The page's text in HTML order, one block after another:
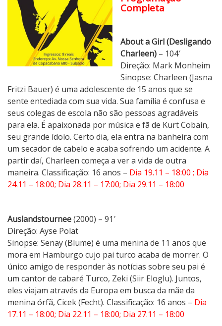
a
o
i
a
s
d
o
C
i
n
a
A
l
e
m
ã
o
n
o
Completa
About a Girl (Desligando
Charleen) – 104′
Direção: Mark Monheim
Sinopse: Charleen (Jasna
Fritzi Bauer) é uma adolescente de 15 anos que se
sente entediada com sua vida. Sua família é confusa e
seus colegas de escola não são pessoas agradáveis
para ela. É apaixonada por música e fã de Kurt Cobain,
seu grande ídolo. Certo dia, ela entra na banheira com
um secador de cabelo e acaba sofrendo um acidente. A
partir daí, Charleen começa a ver a vida de outra
maneira. Classificação: 16 anos – Dia 19.11 – 18:00 ; Dia
24.11 – 18:00; Dia 28.11 – 17:00; Dia 29.11 – 18:00
Auslandstournee(2000) – 91′
Direção: Ayse Polat
Sinopse: Senay (Blume) é uma menina de 11 anos que
mora em Hamburgo cujo pai turco acaba de morrer. O
único amigo de responder às notícias sobre seu pai é
um cantor de cabaré Turco, Zeki (Siir Eloglu). Juntos,
eles viajam através da Europa em busca da mãe da
menina órfã, Cicek (Fecht). Classificação: 16 anos – Dia
17.11 – 18:00; Dia 22.11 – 18:00; Dia 27.11 – 18:00